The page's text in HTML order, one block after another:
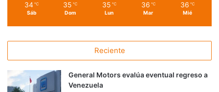
34 ℃
Sáb
35 ℃
Dom
35 ℃
Lun
36 ℃
Mar
36 ℃
Mié
Reciente
General Motors evalúa eventual regreso a
Venezuela